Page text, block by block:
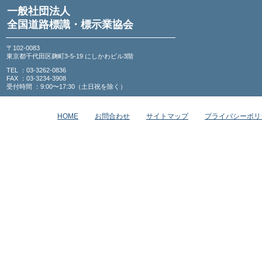
一般社団法人
全国道路標識・標示業協会
〒102-0083
東京都千代田区麹町3-5-19 にしかわビル3階
TEL ：03-3262-0836
FAX ：03-3234-3908
受付時間 ：9:00〜17:30（土日祝を除く）
HOME お問合わせ サイトマップ プライバシーポ